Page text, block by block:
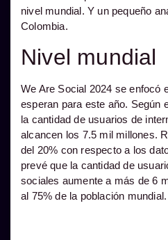
nivel mundial. Y un pequeño
Colombia.
Nivel mundial
We Are Social 2024 se enfocó
esperan para este año. Según
la cantidad de usuarios de
alcancen los 7.5 mil millones.
del 20% con respecto a los
prevé que la cantidad de
sociales aumente a más de 6
al 75% de la población mundial.